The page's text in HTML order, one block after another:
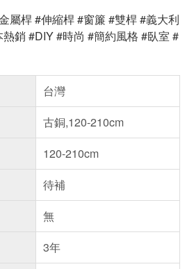
屬桿 #伸縮桿 #窗簾 #雙桿 #義大利
銷 #DIY #時尚 #簡約風格 #臥室 #
台灣
古銅,120-210cm
120-210cm
待補
無
3年